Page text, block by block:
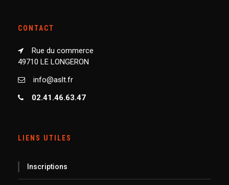
CONTACT
Rue du commerce
49710 LE LONGERON
info@aslt.fr
02.41.46.63.47
LIENS UTILES
Inscriptions